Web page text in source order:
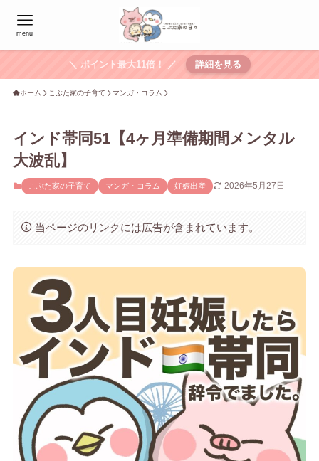
menu
＼ ポイント最大11倍！ ／ 詳細を見る
ホーム こぶた家の子育て マンガ・コラム
インド帯同51【4ヶ月準備期間メンタル
大波乱】
こぶた家の子育て マンガ・コラム 妊娠出産 2026年5月27日
当ページのリンクには広告が含まれています。